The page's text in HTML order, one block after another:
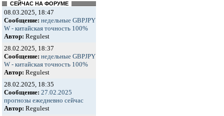
СЕЙЧАС НА ФОРУМЕ
08.03.2025, 18:47
Сообщение: недельные GBPJPY
W - китайская точность 100%
Автор: Regulest
28.02.2025, 18:37
Сообщение: недельные GBPJPY
W - китайская точность 100%
Автор: Regulest
28.02.2025, 18:35
Сообщение: 27.02.2025
прогнозы ежедневно сейчас
Автор: Regulest